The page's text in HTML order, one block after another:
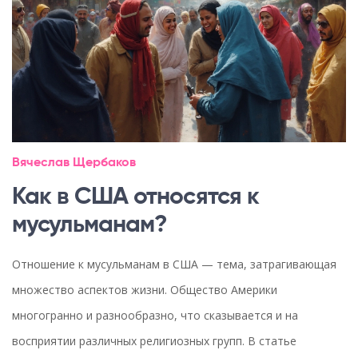
Вячеслав Щербаков
Как в США относятся к
мусульманам?
Отношение к мусульманам в США — тема, затрагивающая
множество аспектов жизни. Общество Америки
многогранно и разнообразно, что сказывается и на
восприятии различных религиозных групп. В статье